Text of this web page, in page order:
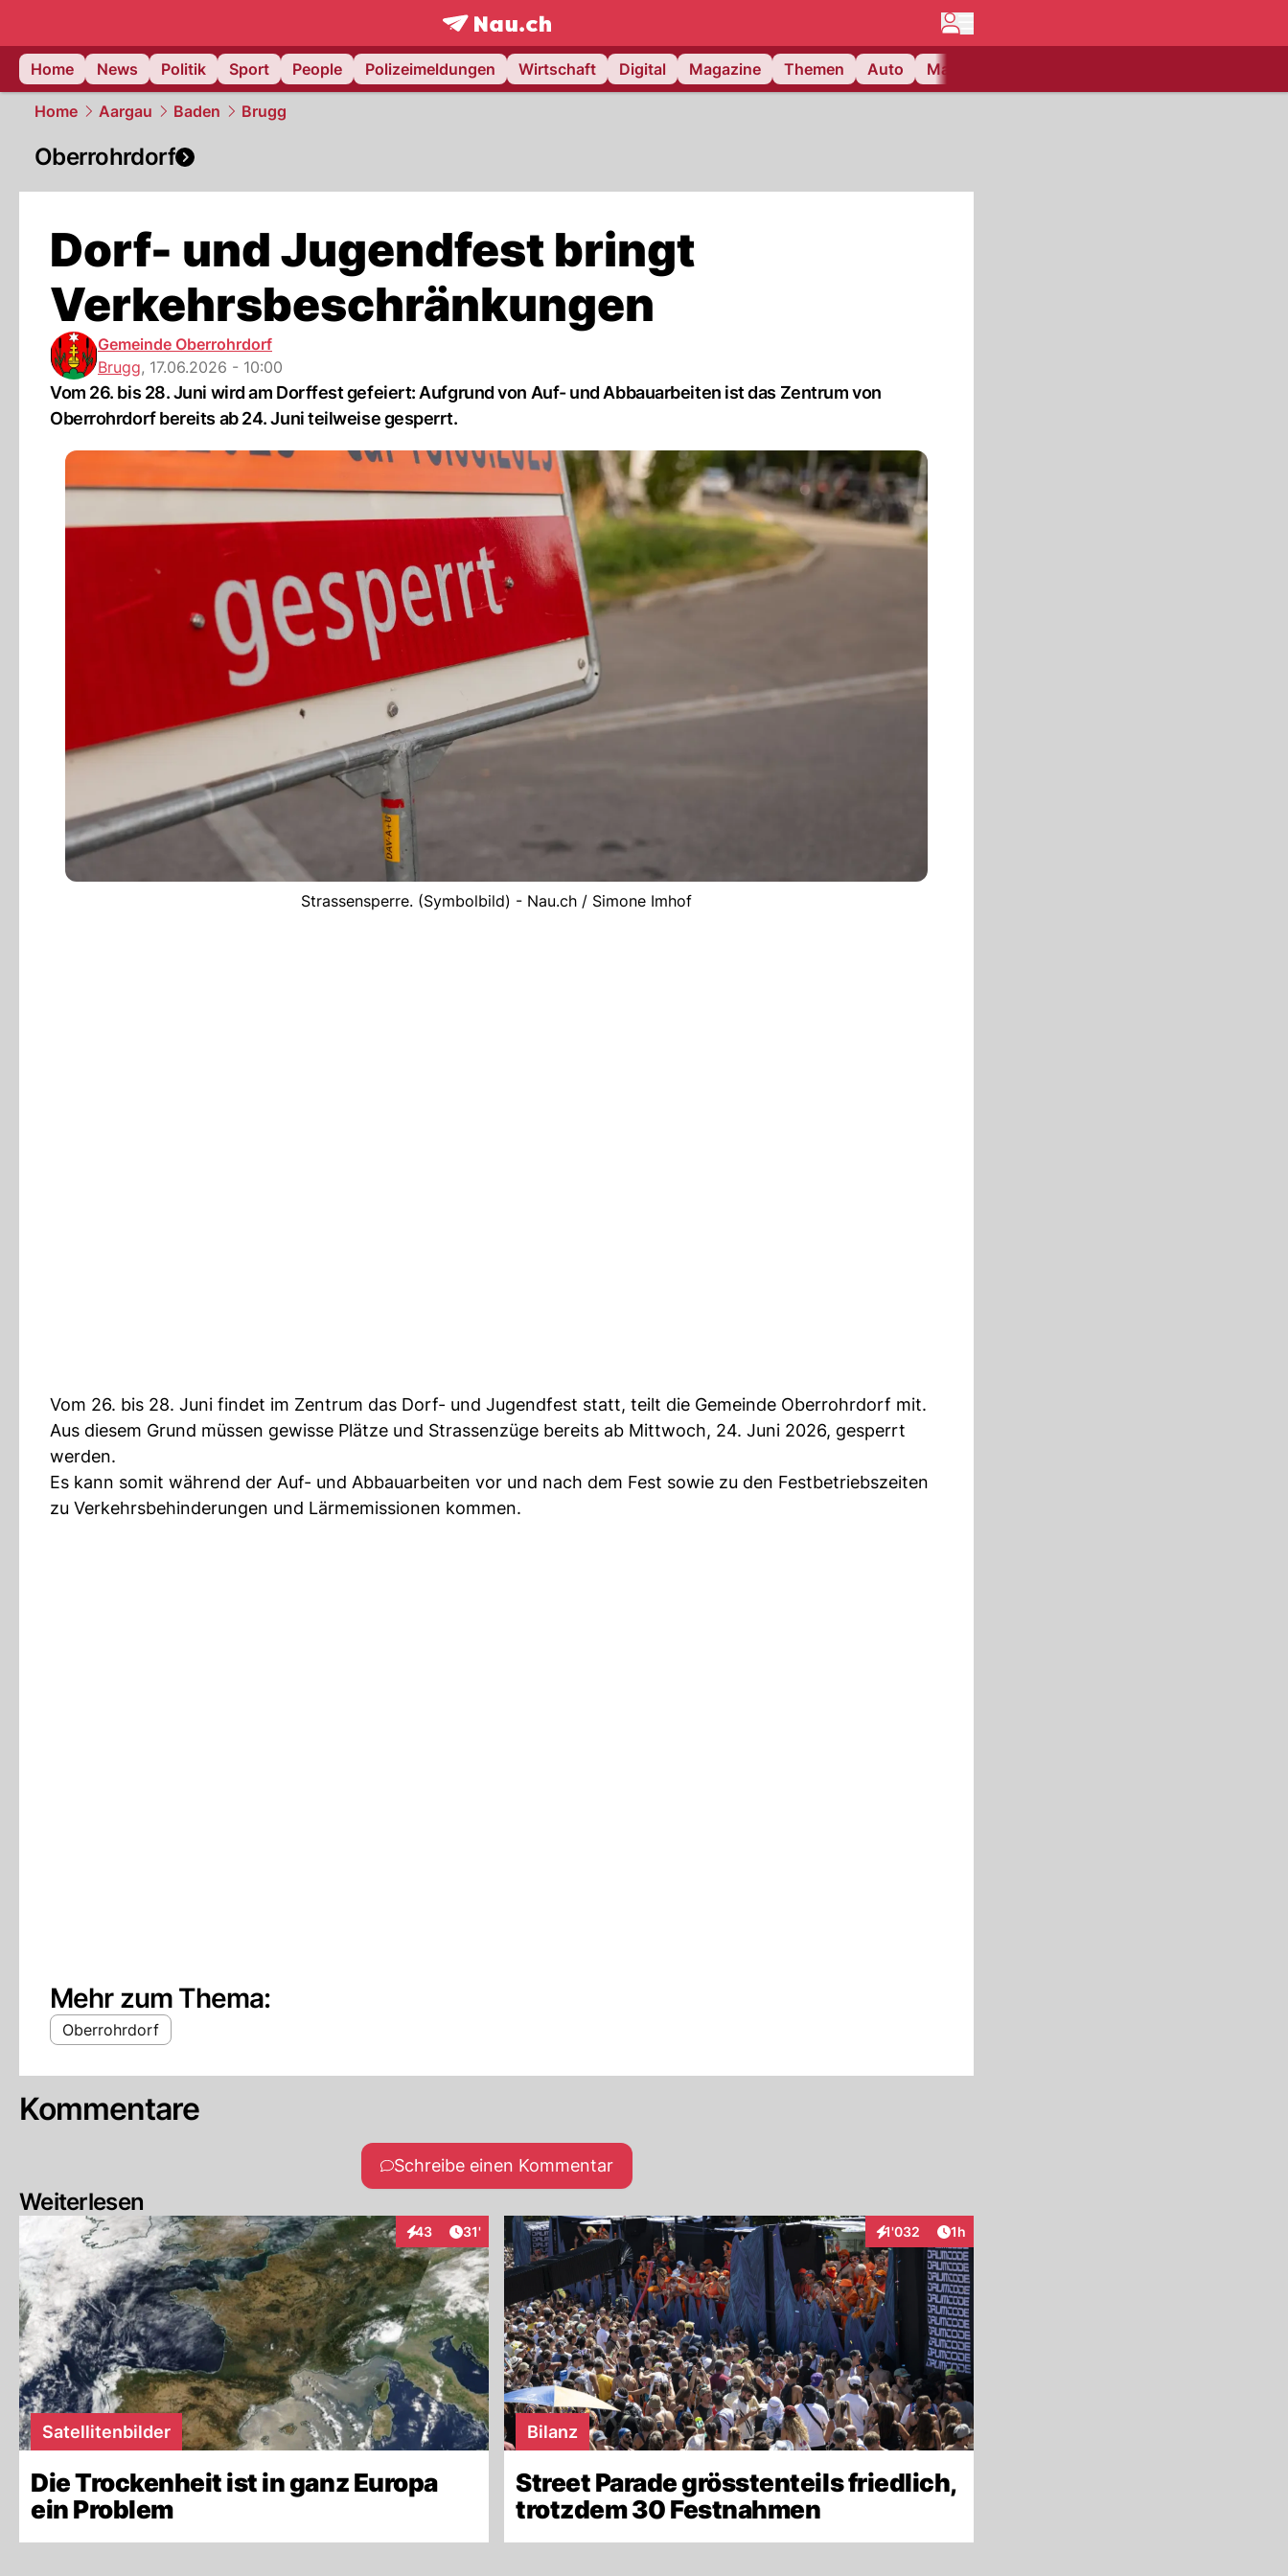
frontpage.NAU.ch
Home
News Politik Sport People Polizeimeldungen Wirtschaft Digital Magazine Themen Auto Matchcenter
Home Aargau Baden Brugg
Oberrohrdorf
Dorf- und Jugendfest bringt
Verkehrsbeschränkungen
Gemeinde Oberrohrdorf
Brugg, 17.06.2026 - 10:00
Vom 26. bis 28. Juni wird am Dorffest gefeiert: Aufgrund von Auf- und Abbauarbeiten ist das Zentrum von
Oberrohrdorf bereits ab 24. Juni teilweise gesperrt.
Strassensperre. (Symbolbild) - Nau.ch / Simone Imhof
Vom 26. bis 28. Juni findet im Zentrum das Dorf- und Jugendfest statt, teilt die Gemeinde Oberrohrdorf mit.
Aus diesem Grund müssen gewisse Plätze und Strassenzüge bereits ab Mittwoch, 24. Juni 2026, gesperrt
werden.
Es kann somit während der Auf- und Abbauarbeiten vor und nach dem Fest sowie zu den Festbetriebszeiten
zu Verkehrsbehinderungen und Lärmemissionen kommen.
Mehr zum Thema:
Oberrohrdorf
Kommentare
Schreibe einen Kommentar
Weiterlesen
43
InteraktionenArtikel veröffentlicht:
31'
Satellitenbilder
Die Trockenheit ist in ganz Europa
ein Problem
1'032
InteraktionenArtikel veröffentlicht:
1h
Bilanz
Street Parade grösstenteils friedlich,
trotzdem 30 Festnahmen